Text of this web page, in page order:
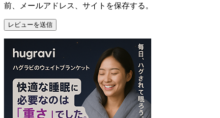
前、メールアドレス、サイトを保存する。